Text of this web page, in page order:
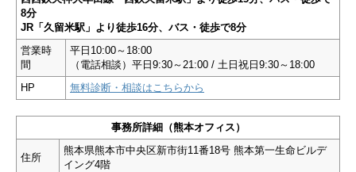
8分
JR「久留米駅」より徒歩16分、バス・徒歩で8分
営業時
間
平日10:00～18:00
（電話相談）平日9:30～21:00 / 土日祝日9:30～18:00
HP
無料診断・相談はこちらから
事務所詳細（熊本オフィス）
住所
熊本県熊本市中央区新市街11番18号 熊本第一生命ビルデ
イング4階